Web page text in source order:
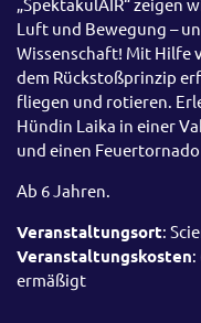
Luft und Bewegung –
Wissenschaft! Mit
dem Rückstoßprinzip
fliegen und rotieren.
Hündin Laika in einer
und einen
Ab 6 Jahren.
Veranstaltungsort:
Veranstaltungskosten:
ermäßigt